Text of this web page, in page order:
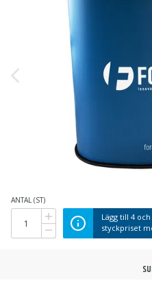
ANTAL (ST)
Lägg till 4och
styckpriset